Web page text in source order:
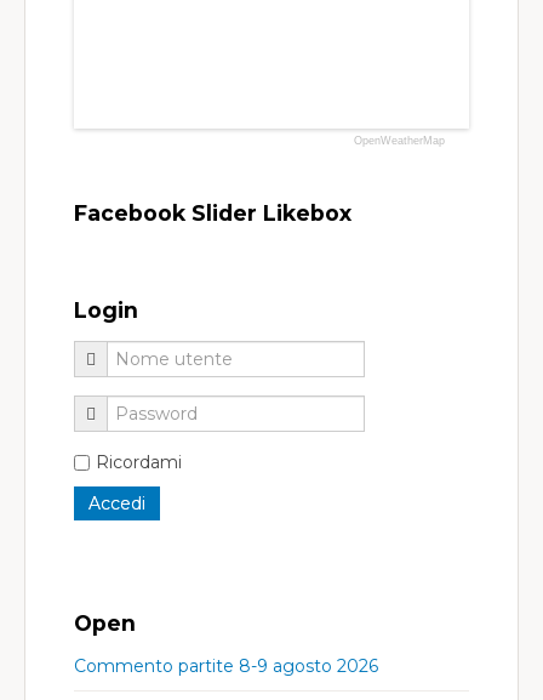
OpenWeatherMap
Facebook Slider Likebox
Login
Ricordami
Open
Commento partite 8-9 agosto 2026